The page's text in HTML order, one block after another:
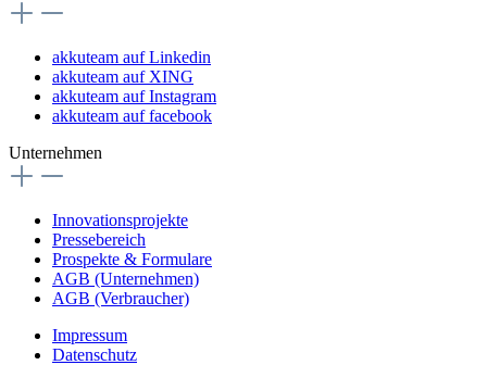
akkuteam auf Linkedin
akkuteam auf XING
akkuteam auf Instagram
akkuteam auf facebook
Unternehmen
Innovationsprojekte
Pressebereich
Prospekte & Formulare
AGB (Unternehmen)
AGB (Verbraucher)
Impressum
Datenschutz